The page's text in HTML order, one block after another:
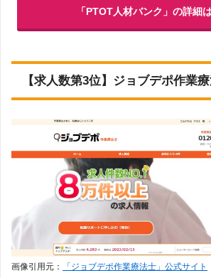
「PTOT人材バンク」の詳細
【求人数第3位】ジョブデポ作業
画像引用元： 「ジョブデポ作業療法士」公式サイト